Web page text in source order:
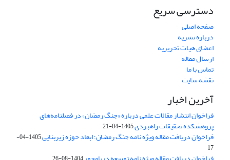
دسترسی سریع
صفحه اصلی
درباره نشریه
اعضای هیات تحریریه
ارسال مقاله
تماس با ما
نقشه سایت
آخرین اخبار
فراخوان انتشار مقالات علمی درباره «جنگ رمضان» در فصلنامه‌های
پژوهشکده تحقیقات راهبردی1405-04-21
فراخوان دریافت مقاله ویژه نامه جنگ رمضان؛ ابعاد حوزه زیربنایی
1405-04-
17